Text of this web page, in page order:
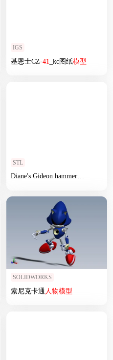
IGS
基恩士CZ-41 _kc图纸模型
游戏
STL
Diane's Gideon hammer动漫
SOLIDWORKS
索尼克卡通 人物模型